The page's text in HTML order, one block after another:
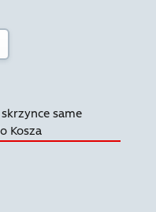
same
Kosza